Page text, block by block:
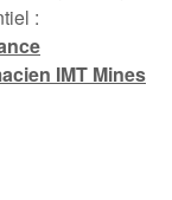
:
IMT Mines